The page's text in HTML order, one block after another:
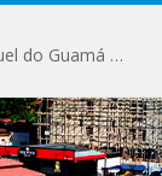
Milhares de fiéis tomam as ruas de São Miguel do Guamá em uma grande celebração de fé na Marcha para Jesus 2026.